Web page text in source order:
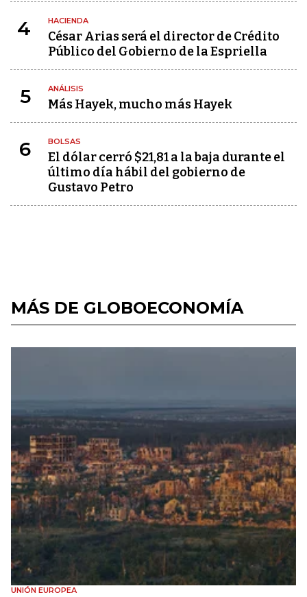
4 HACIENDA
César Arias será el director de Crédito
Público del Gobierno de la Espriella
5 ANÁLISIS
Más Hayek, mucho más Hayek
6 BOLSAS
El dólar cerró $21,81 a la baja durante el
último día hábil del gobierno de
Gustavo Petro
MÁS DE GLOBOECONOMÍA
UNIÓN EUROPEA